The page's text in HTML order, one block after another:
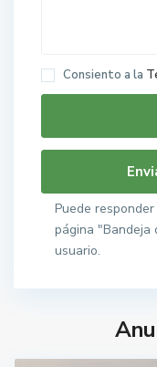
Consiento a la
Puede
página "Bandeja
usuario.